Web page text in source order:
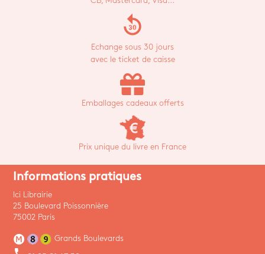
replay_30
Echange sous 30 jours
avec le ticket de caisse
Emballages cadeaux offerts
Prix unique du livre en France
Informations pratiques
Ici Librairie
25 Boulevard Poissonnière
75002 Paris
Grands Boulevards